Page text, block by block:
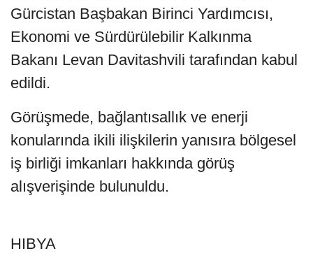
Gürcistan Başbakan Birinci Yardımcısı,
Ekonomi ve Sürdürülebilir Kalkınma
Bakanı Levan Davitashvili tarafından kabul
edildi.
Görüşmede, bağlantısallık ve enerji
konularında ikili ilişkilerin yanısıra bölgesel
iş birliği imkanları hakkında görüş
alışverişinde bulunuldu.
HIBYA